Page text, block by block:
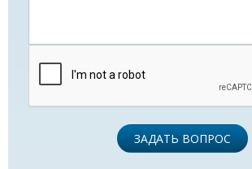
ЗАДАТЬ ВОПРОС